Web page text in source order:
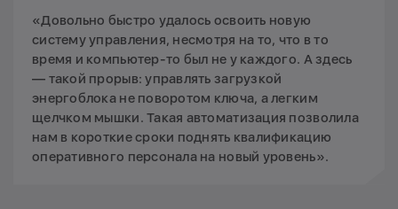
«Довольно быстро удалось освоить новую
систему управления, несмотря на то, что в то
время и компьютер-то был не у каждого. А здесь
— такой прорыв: управлять загрузкой
энергоблока не поворотом ключа, а легким
щелчком мышки. Такая автоматизация позволила
нам в короткие сроки поднять квалификацию
оперативного персонала на новый уровень».